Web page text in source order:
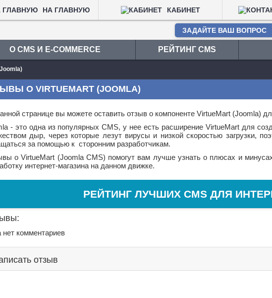
НА ГЛАВНУЮ КАБИНЕТ
ЗАДАЙТЕ ВАШ ВОПРОС
О CMS И E-COMMERCE РЕЙТИНГ CMS
О VIRTUEMART (JOOMLA)
странице вы можете оставить отзыв о компоненте VirtueMart (Joomla)
- это одна из популярных CMS, у нее есть расширение VirtueMart для
дыр, через которые лезут вирусы и низкой скоростью загрузки,
за помощью к сторонним разработчикам.
о VirtueMart (Joomla CMS) помогут вам лучше узнать о плюсах и
интернет-магазина на данном движке.
РЕЙТИНГ ЛУЧШИХ CMS ДЛЯ
нет комментариев
отзыв